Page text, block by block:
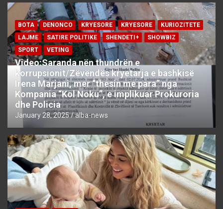
BOTA DENONCO KRYESORE KRYESORE
KURIOZITETE
LAJME
SATIRE POLITIKE SHENDETI+
SHOWBIZ
SPORT
VETING
Video:Saranda nën thundrën e
korrupsionit/Zëvëndës kryetarja e bashkisë
Irena Marjani, mer “thesin me para” nga
Kompania “Kol Noku”, e implikuar Prokuroria
dhe Policia
January 28, 2025 alba-news